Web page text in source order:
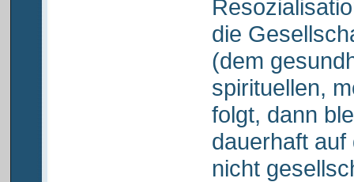
die
(dem
spirituellen,
folgt, dann
dauerhaft
nicht